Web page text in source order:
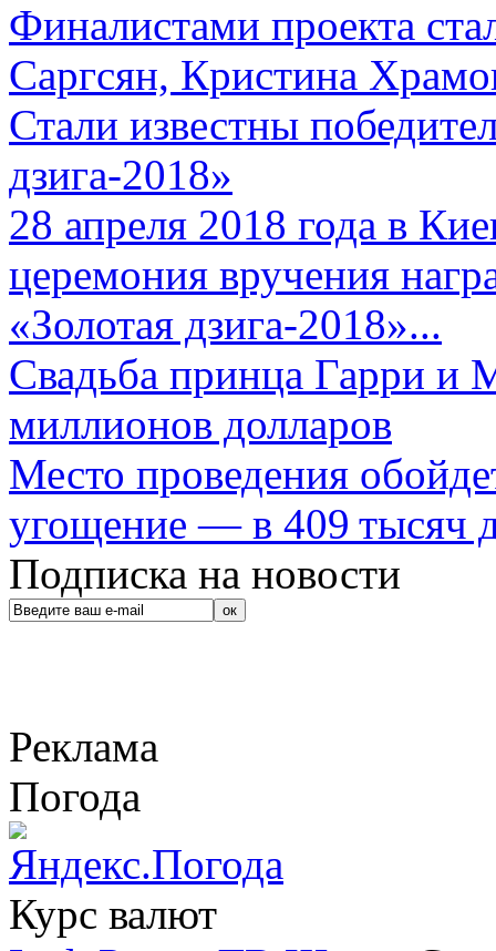
Финалистами проекта
Саргсян, Кристина
Стали известны
дзига-2018»
28 апреля 2018 года в
церемония вручения
«Золотая дзига-2018»...
Свадьба принца Гарри и
миллионов долларов
Место проведения
угощение — в 409 тысяч
Подписка на новости
Реклама
Погода
Курс валют